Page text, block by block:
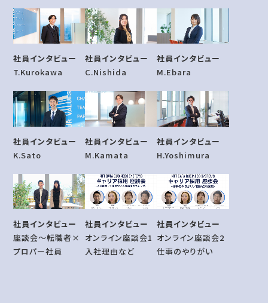
社員インタビュー
T.Kurokawa
社員インタビュー
C.Nishida
社員インタビュー
M.Ebara
社員インタビュー
K.Sato
社員インタビュー
M.Kamata
社員インタビュー
H.Yoshimura
社員インタビュー
座談会～転職者×
プロパー社員
社員インタビュー
オンライン座談会1
入社理由など
社員インタビュー
オンライン座談会2
仕事のやりがい